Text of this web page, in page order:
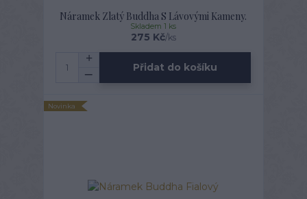
Náramek Zlatý Buddha S Lávovými Kameny.
275 Kč/ks
Skladem 1 ks
Přidat do košíku
Novinka